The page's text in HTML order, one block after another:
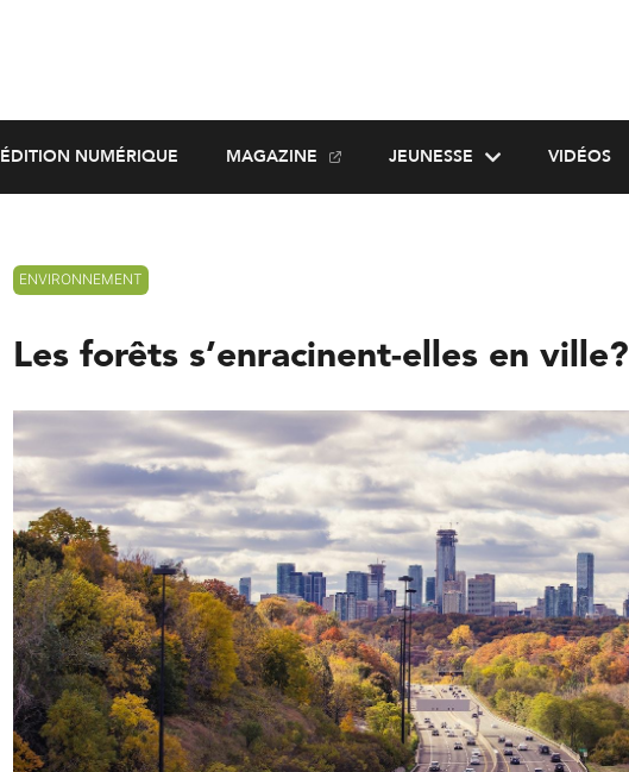
ÉDITION NUMÉRIQUE MAGAZINE JEUNESSE VIDÉOS
ENVIRONNEMENT
Les forêts s’enracinent-elles en ville?